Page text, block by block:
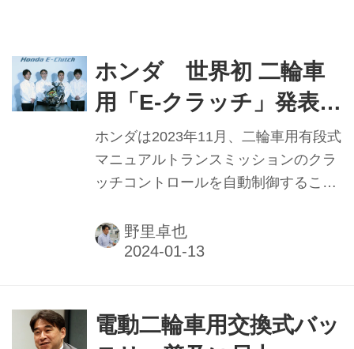
ホンダ 世界初 二輪車
用「E-クラッチ」発表
発進・停止時 クラッチ
操作不要 順次採用車種
を拡大
ホンダは2023年11月、二輪車用有段式
マニュアルトランスミッションのクラ
ッチコントロールを自動制御すること
不要とした「ホンダE-Clutch（E-クラ
ッチ）」を世界で初めて開発したと発
650ccモデルへの搭載を皮切りに、順
次採用車種を拡大していくという。
野里卓也
電動二輪車用交換式バッ